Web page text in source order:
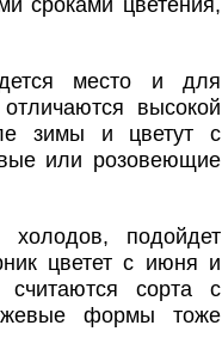
сроками цветения,
место и для
высокой
зимы и цветут с
или розовеющие
подойдет
цветет с июня и
сорта с
формы тоже